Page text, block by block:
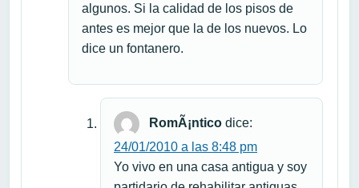
algunos. Si la calidad de los pisos de
antes es mejor que la de los nuevos. Lo
dice un fontanero.
RomÃ¡ntico dice:
24/01/2010 a las 8:48 pm
Yo vivo en una casa antigua y soy